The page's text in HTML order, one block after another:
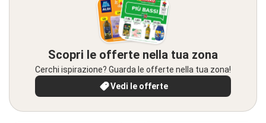
Scopri le offerte nella tua zona
Cerchi ispirazione? Guarda le offerte nella tua zona!
Vedi le offerte